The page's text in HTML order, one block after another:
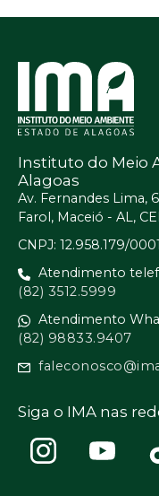
Instituto do Meio
Alagoas
Av. Fernandes Lima,
Farol, Maceió - AL,
CNPJ: 12.958.179/
Atendimento
(82) 3512.5999
Atendimento
(82) 98833.9407
Siga o IMA nas